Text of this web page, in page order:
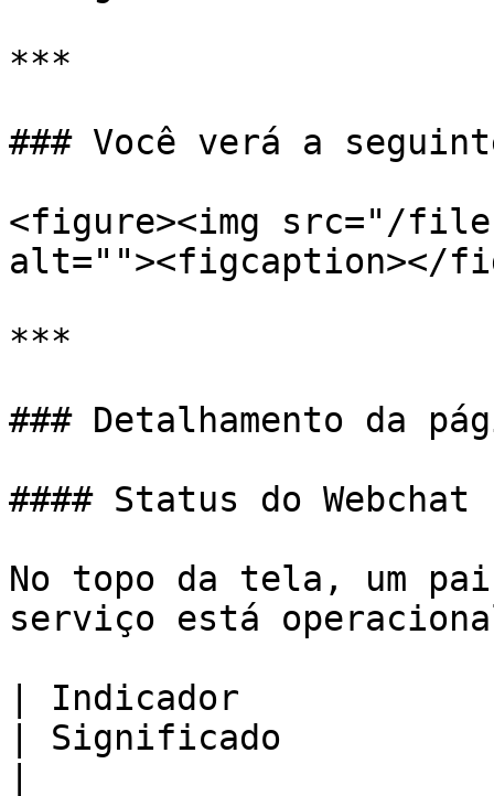
***
### Você verá a
<figure><img src="/files/
alt=""><figcaption></
***
### Detalhamento da
#### Status do Webchat
No topo da tela, um
serviço está
| Indicador
| Significado